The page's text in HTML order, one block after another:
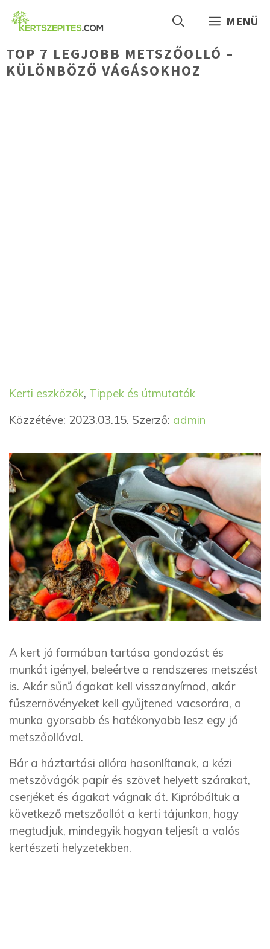
Kilépés
MENÜ
TOP 7 LEGJOBB METSZŐOLLÓ –
KÜLÖNBÖZŐ VÁGÁSOKHOZ
Kategória
Kerti eszközök, Tippek és útmutatókCímkék
Közzétéve: 2023.03.15. Szerző: admin
A kert jó formában tartása gondozást és
munkát igényel, beleértve a rendszeres metszést
is. Akár sűrű ágakat kell visszanyírnod, akár
fűszernövényeket kell gyűjtened vacsorára, a
munka gyorsabb és hatékonyabb lesz egy jó
metszőollóval.
Bár a háztartási ollóra hasonlítanak, a kézi
metszővágók papír és szövet helyett szárakat,
cserjéket és ágakat vágnak át. Kipróbáltuk a
következő metszőollót a kerti tájunkon, hogy
megtudjuk, mindegyik hogyan teljesít a valós
kertészeti helyzetekben.